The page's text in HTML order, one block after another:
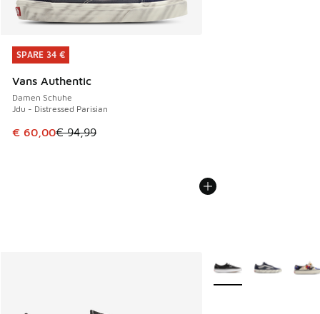
SPARE 34 €
Vans Authentic
Damen Schuhe
Jdu - Distressed Parisian
Dieser Artikel ist im Sale. Der Preis ist von € 94,99 auf €
€ 60,00€ 94,99
SPARE 34 €
Weitere Farben